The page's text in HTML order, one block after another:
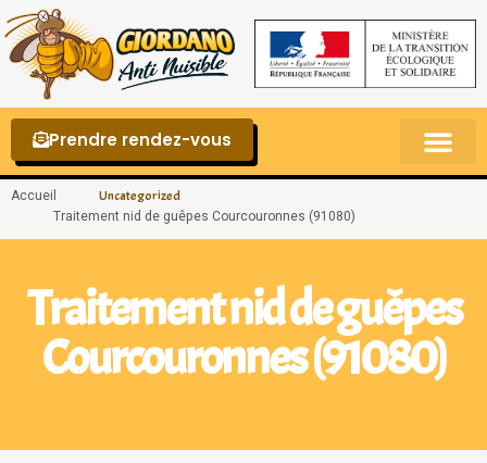
Prendre rendez-vous
Accueil Uncategorized
Traitement nid de guêpes Courcouronnes (91080)
Traitement nid de guêpes
Courcouronnes (91080)